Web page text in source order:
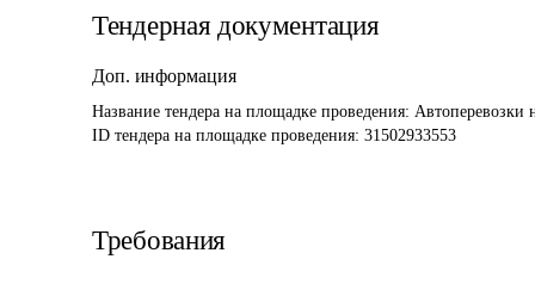
Тендерная документация
Доп. информация
Название тендера на площадке проведения: Автоперевозки
ID тендера на площадке проведения: 31502933553
Требования